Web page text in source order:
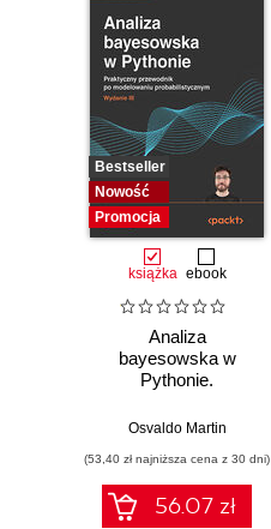
Bestseller
Nowość
Promocja
książka ebook
Analiza
bayesowska w
Pythonie.
przewodnik po
probabilistycznym.
Wydanie III
Osvaldo Martin
(53,40 zł najniższa cena z 30 dni)
56.07 zł